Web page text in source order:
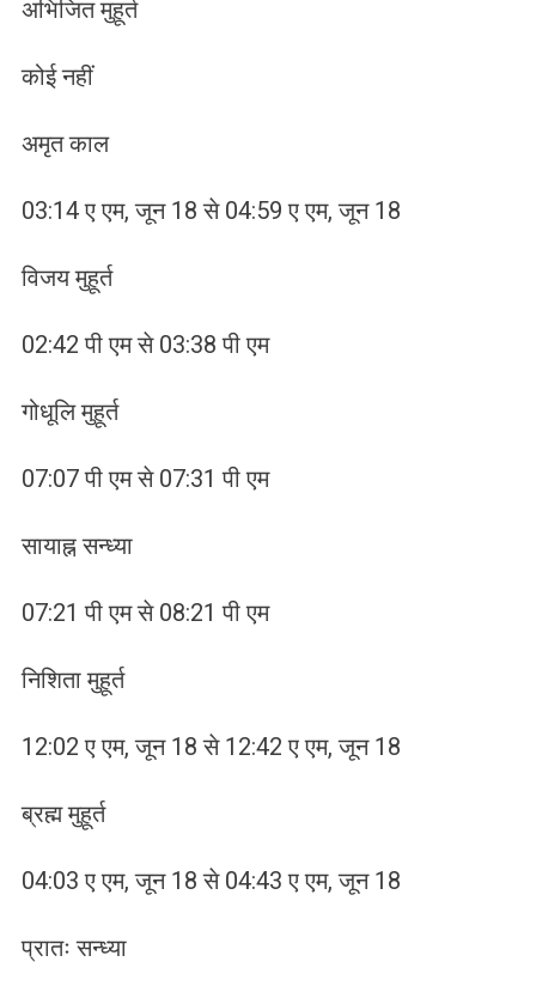
अभिजित मुहूर्त
कोई नहीं
अमृत काल
03:14 ए एम, जून 18 से 04:59 ए एम, जून 18
विजय मुहूर्त
02:42 पी एम से 03:38 पी एम
गोधूलि मुहूर्त
07:07 पी एम से 07:31 पी एम
सायाह्न सन्ध्या
07:21 पी एम से 08:21 पी एम
निशिता मुहूर्त
12:02 ए एम, जून 18 से 12:42 ए एम, जून 18
ब्रह्म मुहूर्त
04:03 ए एम, जून 18 से 04:43 ए एम, जून 18
प्रातः सन्ध्या